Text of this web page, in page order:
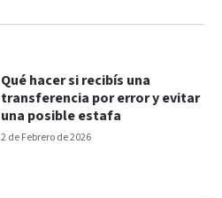
2 de Febrero de 2026
Qué hacer si recibís una
transferencia por error y evitar
una posible estafa